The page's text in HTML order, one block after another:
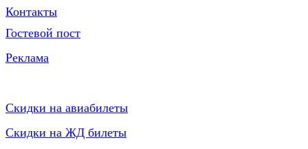
Контакты
Гостевой пост
Реклама
Скидки на авиабилеты
Скидки на ЖД билеты